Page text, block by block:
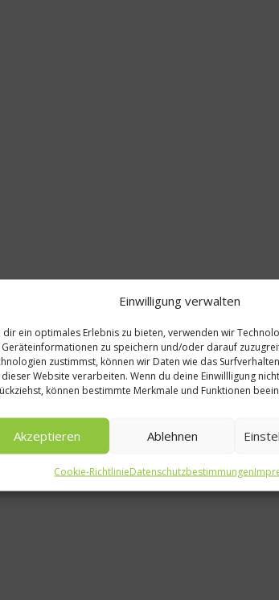
Einwilligung verwalten
dir ein optimales Erlebnis zu bieten, verwenden wir
Geräteinformationen zu speichern und/oder darauf
zustimmst, können wir Daten wie das
dieser Website verarbeiten. Wenn du deine Einwillligung
können bestimmte Merkmale und Funktionen
Akzeptieren Ablehnen
Cookie-RichtlinieDatenschutzbestimmungen